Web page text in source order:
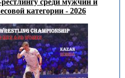
среди мужчин и
категории - 2026